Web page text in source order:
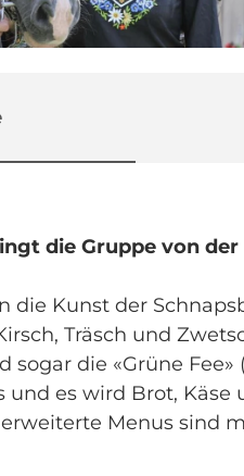
die Gruppe von
die Kunst der
Träsch und
sogar die «Grüne
und es wird Brot,
Menus sind